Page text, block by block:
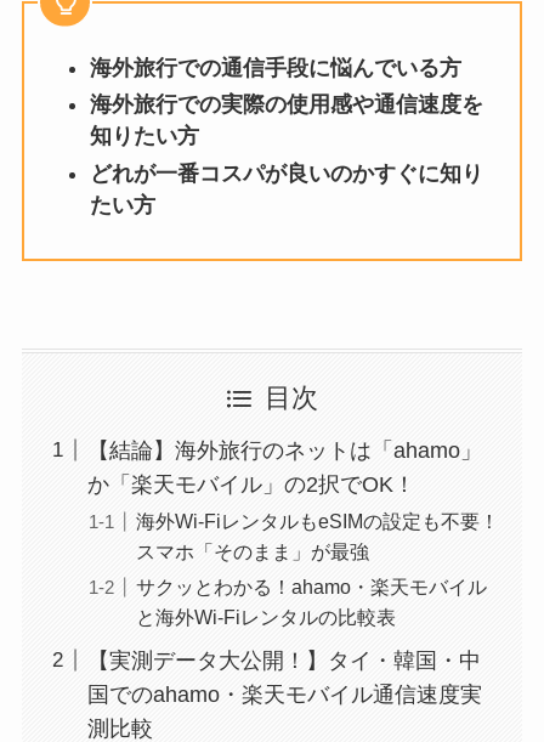
海外旅行での通信手段に悩んでいる方
海外旅行での実際の使用感や通信速度を
知りたい方
どれが一番コスパが良いのかすぐに知り
たい方
目次
【結論】海外旅行のネットは「ahamo」
か「楽天モバイル」の2択でOK！
海外Wi-FiレンタルもeSIMの設定も不要！
スマホ「そのまま」が最強
サクッとわかる！ahamo・楽天モバイル
と海外Wi-Fiレンタルの比較表
【実測データ大公開！】タイ・韓国・中
国でのahamo・楽天モバイル通信速度実
測比較